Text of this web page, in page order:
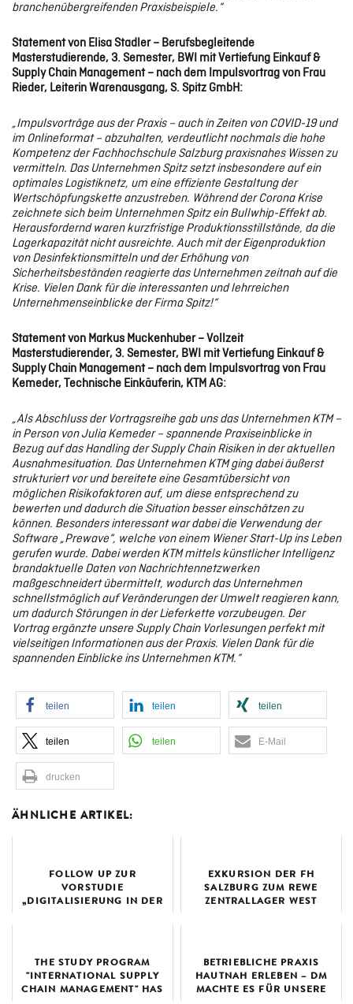
branchenübergreifenden Praxisbeispiele.“
Statement von Elisa Stadler – Berufsbegleitende
Masterstudierende, 3. Semester, BWI mit Vertiefung Einkauf &
Supply Chain Management – nach dem Impulsvortrag von Frau
Rieder, Leiterin Warenausgang, S. Spitz GmbH:
„Impulsvorträge aus der Praxis – auch in Zeiten von COVID-19 und
im Onlineformat – abzuhalten, verdeutlicht nochmals die hohe
Kompetenz der Fachhochschule Salzburg praxisnahes Wissen zu
vermitteln. Das Unternehmen Spitz setzt insbesondere auf ein
optimales Logistiknetz, um eine effiziente Gestaltung der
Wertschöpfungskette anzustreben. Während der Corona Krise
zeichnete sich beim Unternehmen Spitz ein Bullwhip-Effekt ab.
Herausfordernd waren kurzfristige Produktionsstillstände, da die
Lagerkapazität nicht ausreichte. Auch mit der Eigenproduktion
von Desinfektionsmitteln und der Erhöhung von
Sicherheitsbeständen reagierte das Unternehmen zeitnah auf die
Krise. Vielen Dank für die interessanten und lehrreichen
Unternehmenseinblicke der Firma Spitz!“
Statement von Markus Muckenhuber – Vollzeit
Masterstudierender, 3. Semester, BWI mit Vertiefung Einkauf &
Supply Chain Management – nach dem Impulsvortrag von Frau
Kemeder, Technische Einkäuferin, KTM AG:
„Als Abschluss der Vortragsreihe gab uns das Unternehmen KTM –
in Person von Julia Kemeder – spannende Praxiseinblicke in
Bezug auf das Handling der Supply Chain Risiken in der aktuellen
Ausnahmesituation. Das Unternehmen KTM ging dabei äußerst
strukturiert vor und bereitete eine Gesamtübersicht von
möglichen Risikofaktoren auf, um diese entsprechend zu
bewerten und dadurch die Situation besser einschätzen zu
können. Besonders interessant war dabei die Verwendung der
Software „Prewave“, welche von einem Wiener Start-Up ins Leben
gerufen wurde. Dabei werden KTM mittels künstlicher Intelligenz
brandaktuelle Daten von Nachrichtennetzwerken
maßgeschneidert übermittelt, wodurch das Unternehmen
schnellstmöglich auf Veränderungen der Umwelt reagieren kann,
um dadurch Störungen in der Lieferkette vorzubeugen. Der
Vortrag ergänzte unsere Supply Chain Vorlesungen perfekt mit
vielseitigen Informationen aus der Praxis. Vielen Dank für die
spannenden Einblicke ins Unternehmen KTM.“
teilen teilen teilen
teilen teilen E-Mail
drucken
ÄHNLICHE ARTIKEL:
FOLLOW UP ZUR
VORSTUDIE
„DIGITALISIERUNG IN DER
EXKURSION DER FH
SALZBURG ZUM REWE
ZENTRALLAGER WEST
THE STUDY PROGRAM
"INTERNATIONAL SUPPLY
CHAIN MANAGEMENT" HAS
BETRIEBLICHE PRAXIS
HAUTNAH ERLEBEN – DM
MACHTE ES FÜR UNSERE